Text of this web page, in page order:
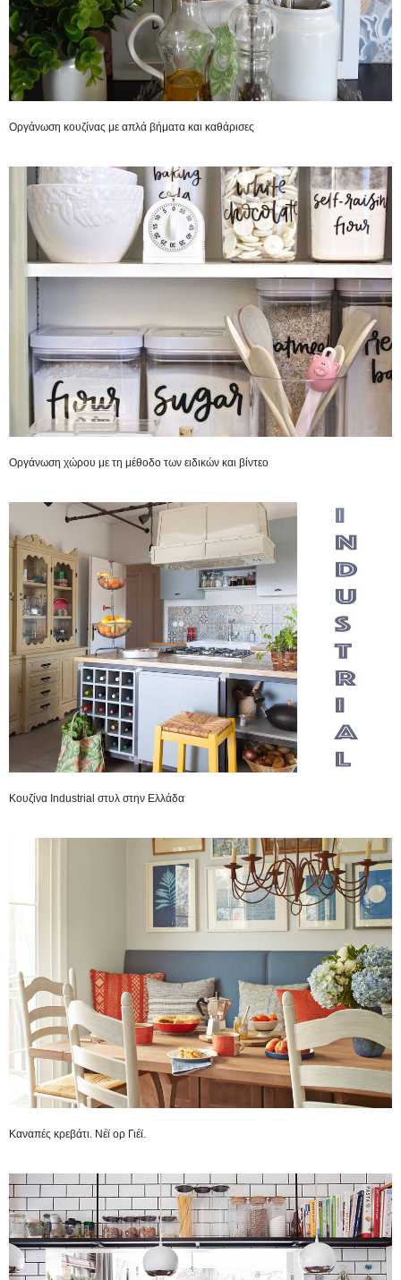
Οργάνωση κουζίνας με απλά βήματα και καθάρισες
Οργάνωση χώρου με τη μέθοδο των ειδικών και βίντεο
Κουζίνα Industrial στυλ στην Ελλάδα
Καναπές κρεβάτι. Νέϊ ορ Γιέϊ.